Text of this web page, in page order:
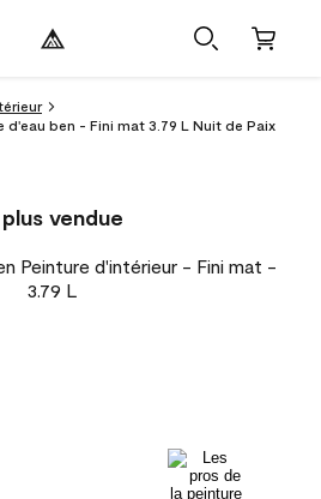
d'eau ben - Fini mat 3.79 L Nuit de Paix
vendue